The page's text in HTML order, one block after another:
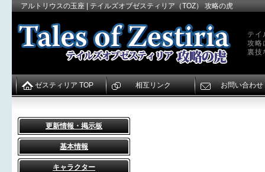
アルトリウスの玉座 | テイルズオブゼスティリア（TOZ） 攻略の虎
テイ
攻略
裏技
更新情報・掲示板
基本情報
キャラクター
ゼスティリア TOP 相互リンク お問い合わせ